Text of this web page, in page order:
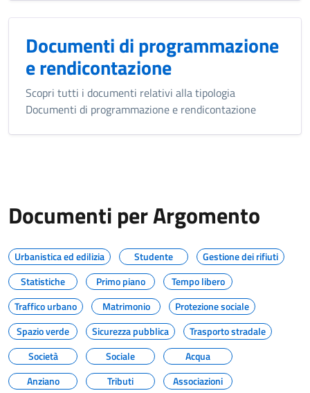
Documenti di programmazione
e rendicontazione
Scopri tutti i documenti relativi alla tipologia
Documenti di programmazione e rendicontazione
Documenti per Argomento
Urbanistica ed edilizia Studente
Gestione dei rifiuti
Statistiche
Primo piano
Tempo libero
Traffico urbano
Matrimonio
Protezione sociale
Spazio verde
Sicurezza pubblica
Trasporto stradale
Società
Sociale
Acqua
Anziano
Tributi
Associazioni